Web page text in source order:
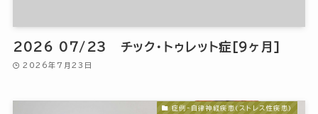
2026 07/23 チック・トゥレット症[9ヶ月]
2026年7月23日
症例-自律神経疾患(ストレス性疾患)